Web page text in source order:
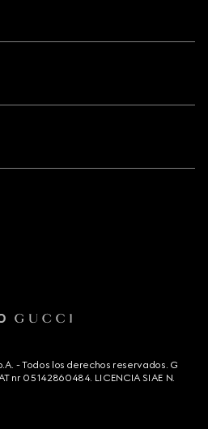
- Todos los derechos reservados. G
nr 05142860484. LICENCIA SIAE N.